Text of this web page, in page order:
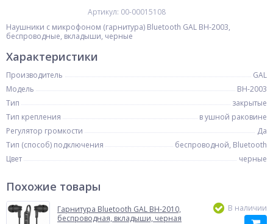
Артикул: 00-00015108
Наушники с микрофоном (гарнитура) Bluetooth GAL BH-2003,
беспроводные, вкладыши, черные
Характеристики
Производитель
GAL
Модель
BH-2003
Тип
закрытые
Тип крепления
в ушной раковине
Регулятор громкости
Да
Тип (способ) подключения
беспроводной, Bluetooth
Цвет
черные
Похожие товары
Гарнитура Bluetooth GAL BH-2010,
беспроводная, вкладыши, черная
В наличии